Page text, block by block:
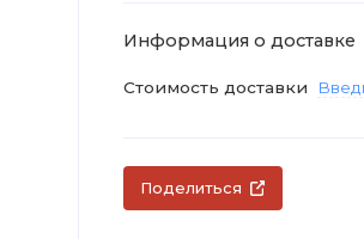
Информация о доставке
Стоимость доставки
Поделиться